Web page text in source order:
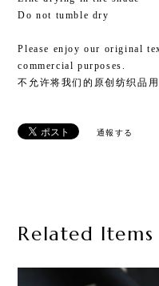
Do not tumble dry
Please enjoy our original
commercial purposes.
不允许将我们的原创纺织品
通報する
Related Items